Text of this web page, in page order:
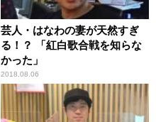
芸人・はなわの妻が天然すぎ
る！？ 「紅白歌合戦を知らな
かった」
2018.08.06